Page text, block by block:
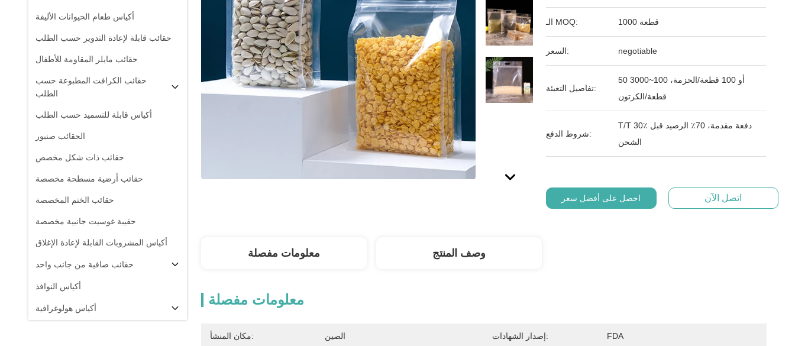
أكياس طعام الحيوانات الأليفة
حقائب قابلة لإعادة التدوير حسب الطلب
حقائب مايلر المقاومة للأطفال
حقائب الكرافت المطبوعة حسب
الطلب
أكياس قابلة للتسميد حسب الطلب
الحقائب صنبور
حقائب ذات شكل مخصص
حقائب أرضية مسطحة مخصصة
حقائب الختم المخصصة
حقيبة غوسيت جانبية مخصصة
أكياس المشروبات القابلة لإعادة الإغلاق
حقائب صافية من جانب واحد
أكياس النوافذ
أكياس هولوغرافية
الـ MOQ: 1000 قطعة
السعر: negotiable
تفاصيل التعبئة:
50 أو 100 قطعة/الحزمة، 100~3000
قطعة/الكرتون
شروط الدفع:
T/T 30٪ دفعة مقدمة، 70٪ الرصيد قبل
الشحن
احصل على أفضل سعر اتصل الآن
معلومات مفصلة وصف المنتج
معلومات مفصلة
مكان المنشأ: الصين إصدار الشهادات: FDA